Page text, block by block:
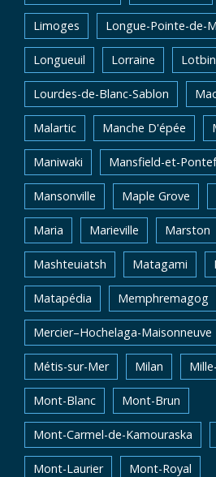
Limoges Longue-Pointe-de-
Longueuil Lorraine
Lourdes-de-Blanc-Sablon
Malartic Manche D'épée
Maniwaki Mansfield-et-
Mansonville Maple Grove
Maria Marieville Marston
Mashteuiatsh Matagami
Matapédia Memphremagog
Mercier–Hochelaga-Maisonneuve
Métis-sur-Mer Milan
Mont-Blanc Mont-Brun
Mont-Carmel-de-Kamouraska
Mont-Laurier Mont-Royal